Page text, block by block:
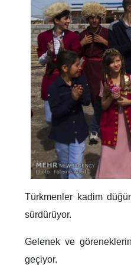
Türkmenler kadim
sürdürüyor.
Gelenek ve
geçiyor.